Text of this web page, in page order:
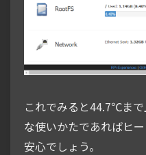
これでみると44.7℃ま
な使いかたであればヒ
安心でしょう。